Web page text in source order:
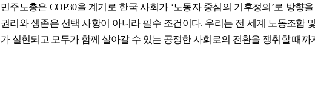
민주노총은 COP30을 계기로 한국 사회가 ‘노동자 중심의 기후정의 ’로 방향
권리와 생존은 선택 사항이 아니라 필수 조건이다. 우리는 전 세계 노동조합
가 실현되고 모두가 함께 살아갈 수 있는 공정한 사회로의 전환을 쟁취할 때까